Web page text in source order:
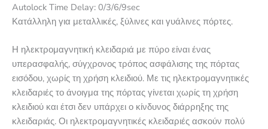
Autolock Time Delay: 0/3/6/9sec
Κατάλληλη για μεταλλικές, ξύλινες και γυάλινες πόρτες.
Η ηλεκτρομαγνητική κλειδαριά με πύρο είναι ένας
υπερασφαλής, σύγχρονος τρόπος ασφάλισης της πόρτας
εισόδου, χωρίς τη χρήση κλειδιού. Με τις ηλεκτρομαγνητικές
κλειδαριές το άνοιγμα της πόρτας γίνεται χωρίς τη χρήση
κλειδιού και έτσι δεν υπάρχει ο κίνδυνος διάρρηξης της
κλειδαριάς. Οι ηλεκτρομαγνητικές κλειδαριές ασκούν πολύ